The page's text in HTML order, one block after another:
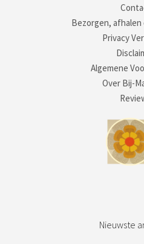
Bezorgen,
Privacy
Algemene
Over Bij-
Nieuwste